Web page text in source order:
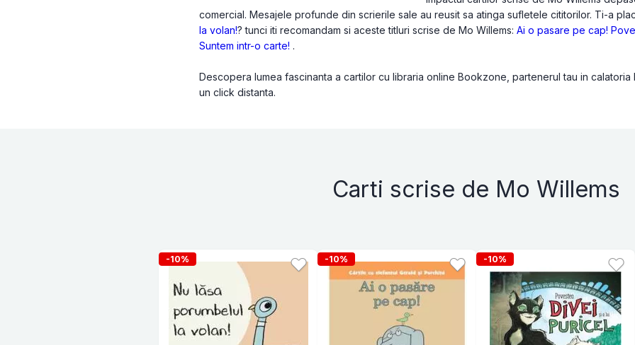
comercial. Mesajele profunde din scrierile sale au reusit sa atinga sufletele cititorilor. Ti-a
la volan!? tunci iti recomandam si aceste titluri scrise de Mo Willems:Ai o pasare pe cap!
Suntem intr-o carte! .
Descopera lumea fascinanta a cartilor cu libraria online Bookzone, partenerul tau in
un click distanta.
Carti scrise de Mo Willems
-10% -10% -10%